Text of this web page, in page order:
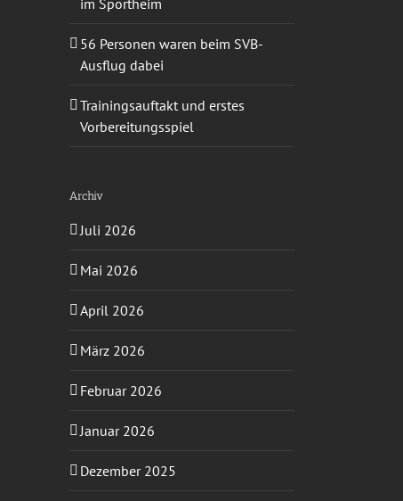
56 Personen waren beim SVB-
Ausflug dabei
Trainingsauftakt und erstes
Vorbereitungsspiel
Archiv
Juli 2026
Mai 2026
April 2026
März 2026
Februar 2026
Januar 2026
Dezember 2025